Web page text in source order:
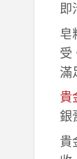
即
皂
受
滿
貴
銀
貴